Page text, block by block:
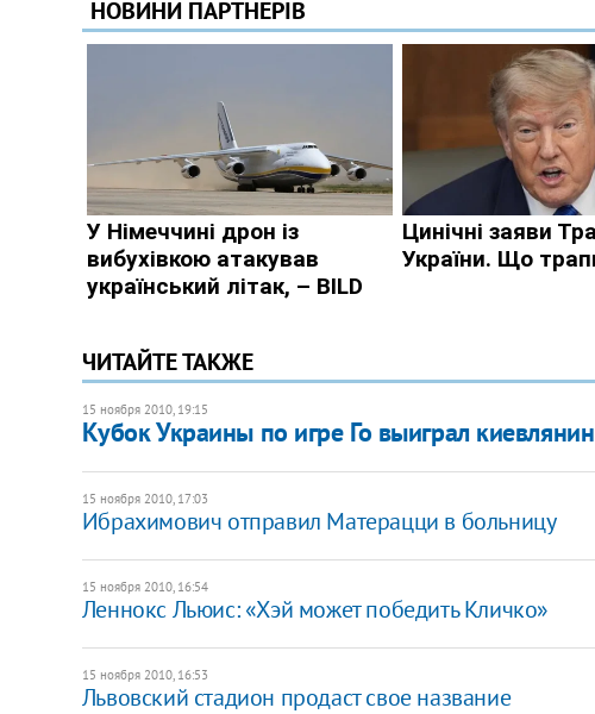
ЧИТАЙТЕ ТАКЖЕ
15 ноября 2010, 19:15
Кубок Украины по игре Го выиграл киевлянин
15 ноября 2010, 17:03
Ибрахимович отправил Матерацци в больницу
15 ноября 2010, 16:54
Леннокс Льюис: «Хэй может победить Кличко»
15 ноября 2010, 16:53
Львовский стадион продаст свое название